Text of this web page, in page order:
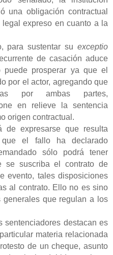
una obligación contractual
expreso en cuanto a la
para sustentar su exceptio
de casación aduce
prosperar ya que el
por el actor, agregando que
por ambas partes,
en relieve la sentencia
origen contractual.
de expresarse que resulta
el fallo ha declarado
sólo podrá tener
se suscriba el contrato de
evento, tales disposiciones
al contrato. Ello no es sino
que regulan a los
sentenciadores destacan es
materia relacionada
de un cheque, asunto